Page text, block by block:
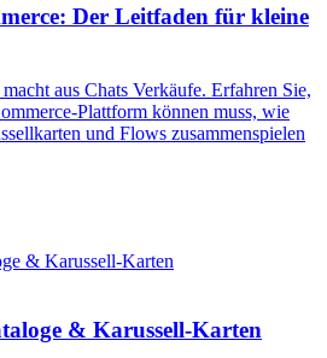
Der Leitfaden für kleine
aus Chats Verkäufe. Erfahren Sie,
Plattform können muss, wie
und Flows zusammenspielen
& Karussell-Karten